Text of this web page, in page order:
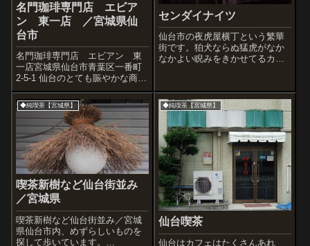
名門珈琲専門店 エビア
ン 東一店 ／宮城県仙
台市
名門珈琲専門店 エビアン 東
一店宮城県仙台市青葉区一番町
2-5-1 仙台のとても賑やかな商店
街(一番町だっけ?)にさしかかっ
たとき、奥行感や素材感など素
晴らしい建物が目に入りまし
た。金港堂、これは本屋さんな
のだなー。自体も練られた感じ
だ。名...
センダイナイツ
仙台市の夜虎屋横丁という繁華
街です。狛犬ならぬ猛虎がなか
なかよい睨みをきかせてるカー
はスナック。｢ふくお呼ぶ酒」か
ぁ。かなり暗い場所だったんで
見えにくいですが、ここ良いで
すね。でも窓な...
◆純喫茶【宮城県】
喫茶新樹など仙台街並み
／宮城県
喫茶新樹など仙台街並み／宮城
県仙台市内、めずらしいものを
探して歩いています。
◆純喫茶【宮城県】
仙台喫茶
仙台はカフェはたくさんあれ